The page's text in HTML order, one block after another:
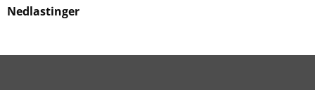
Nedlastinger